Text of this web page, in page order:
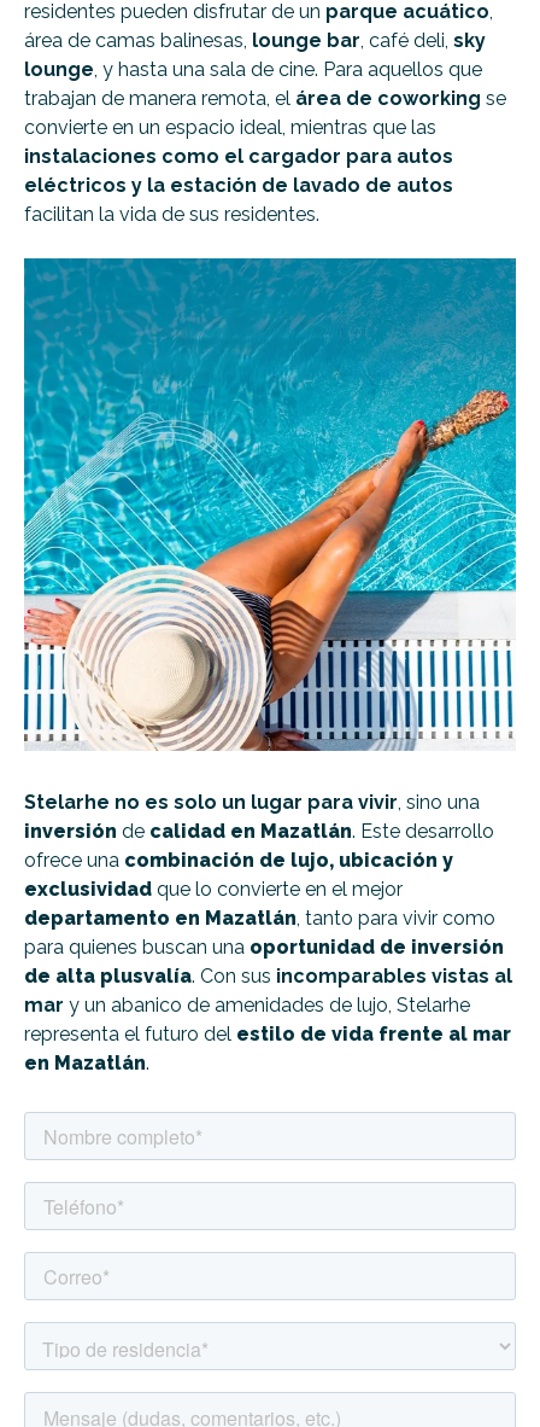
residentes pueden disfrutar de un parque acuático,
área de camas balinesas, lounge bar, café deli, sky
lounge, y hasta una sala de cine. Para aquellos que
trabajan de manera remota, el área de coworking se
convierte en un espacio ideal, mientras que las
instalaciones como el cargador para autos
eléctricos y la estación de lavado de autos
facilitan la vida de sus residentes.
Stelarhe no es solo un lugar para vivir, sino una
inversión de calidad en Mazatlán. Este desarrollo
ofrece una combinación de lujo, ubicación y
exclusividad que lo convierte en el mejor
departamento en Mazatlán, tanto para vivir como
para quienes buscan una oportunidad de inversión
de alta plusvalía. Con sus incomparables vistas al
mar y un abanico de amenidades de lujo, Stelarhe
representa el futuro del estilo de vida frente al mar
en Mazatlán.